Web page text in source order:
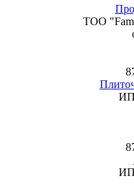
ТОО
ИП
ИП